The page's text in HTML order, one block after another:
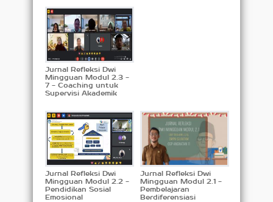
Jurnal Refleksi Dwi
Mingguan Modul 2.3 -
7 - Coaching untuk
Supervisi Akademik
Jurnal Refleksi Dwi
Mingguan Modul 2.2 -
Pendidikan Sosial
Emosional
Jurnal Refleksi Dwi
Mingguan Modul 2.1 -
Pembelajaran
Berdiferensiasi